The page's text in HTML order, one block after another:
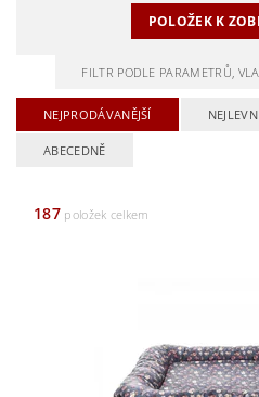
POLOŽEK K
FILTR PODLE PARAMETRŮ,
NEJPRODÁVANĚJŠÍ
ABECEDNĚ
187položek celkem